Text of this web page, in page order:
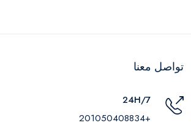
تواصل معنا
24H/7
+201050408834